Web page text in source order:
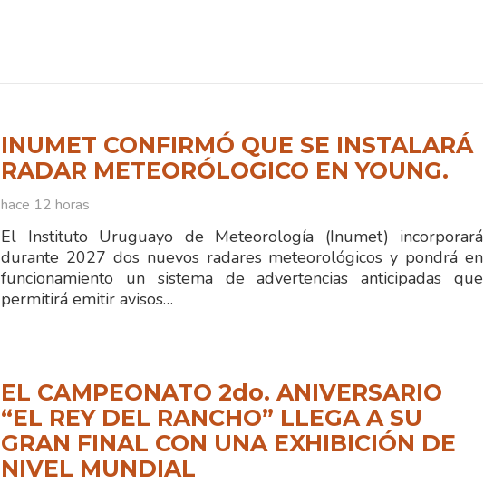
INUMET CONFIRMÓ QUE SE INSTALARÁ
RADAR METEORÓLOGICO EN YOUNG.
hace 12 horas
El Instituto Uruguayo de Meteorología (Inumet) incorporará
durante 2027 dos nuevos radares meteorológicos y pondrá en
funcionamiento un sistema de advertencias anticipadas que
permitirá emitir avisos…
EL CAMPEONATO 2do. ANIVERSARIO
“EL REY DEL RANCHO” LLEGA A SU
GRAN FINAL CON UNA EXHIBICIÓN DE
NIVEL MUNDIAL